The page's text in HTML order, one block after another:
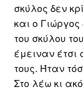
σκύλος δεν
και ο
του σκύλου
έμειναν έτσι
τους. Ήταν
Στο λέω κι